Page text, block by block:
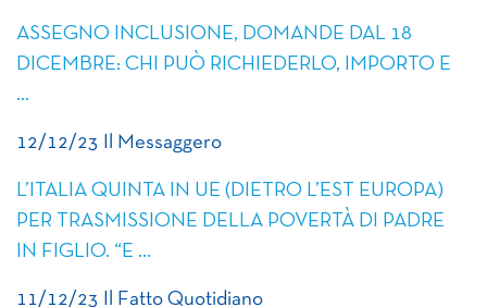
ASSEGNO INCLUSIONE, DOMANDE DAL 18
DICEMBRE: CHI PUÒ RICHIEDERLO, IMPORTO E
…
12/12/23 Il Messaggero
L’ITALIA QUINTA IN UE (DIETRO L’EST EUROPA)
PER TRASMISSIONE DELLA POVERTÀ DI PADRE
IN FIGLIO. “E …
11/12/23 Il Fatto Quotidiano